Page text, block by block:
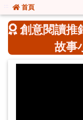
::: 首頁
創意閱讀推
故事